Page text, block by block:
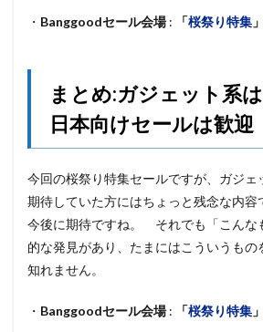
・ Banggoodセール会場: 「桜祭り特集 」
まとめ:ガジェット系
日本向けセールは歓迎
今回の桜祭り特集セールですが、ガジェ
期待していた方にはちょっと残念な内容
今後に期待ですね。 それでも「こんな
的な発見があり、たまにはこういうもの
知れません。
・ Banggoodセール会場: 「桜祭り特集 」